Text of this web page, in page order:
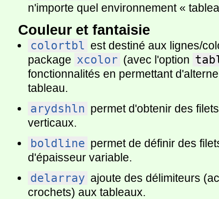
n'importe quel environnement «
Couleur et fantaisie
colortbl est destiné aux lignes/
package xcolor (avec l'option
fonctionnalités en permettant
tableau.
arydshln permet d'obtenir des
verticaux.
boldline permet de définir des
d'épaisseur variable.
delarray ajoute des délimiteurs
crochets) aux tableaux.